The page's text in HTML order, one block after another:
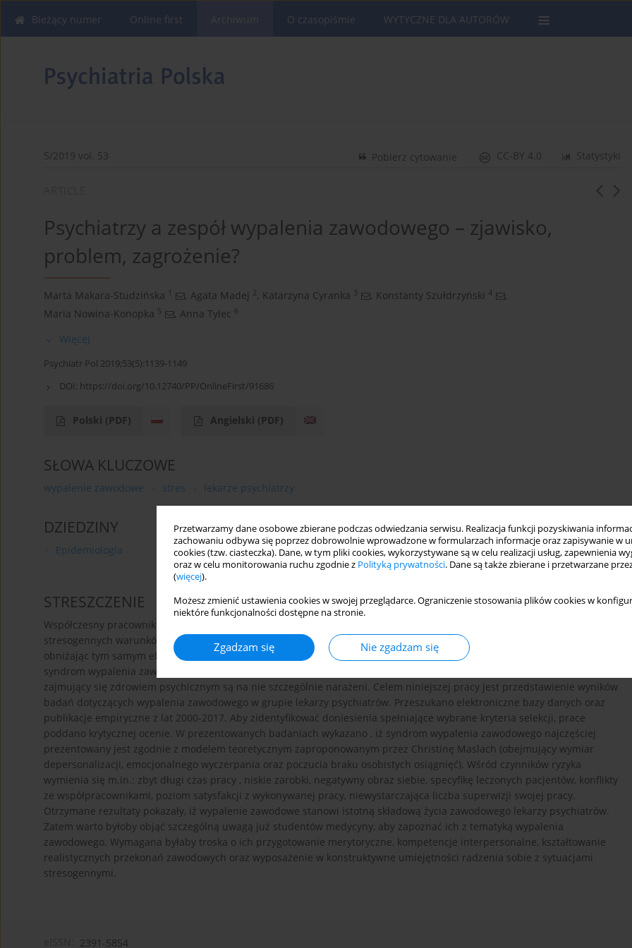
Przetwarzamy dane osobowe zbierane podczas odwiedzania serwisu. Realizacja funkcji pozyskiwania
zachowaniu odbywa się poprzez dobrowolnie wprowadzone w formularzach informacje oraz zapisywanie w
cookies (tzw. ciasteczka). Dane, w tym pliki cookies, wykorzystywane są w celu realizacji usług, zapewnienia
oraz w celu monitorowania ruchu zgodnie z Polityką prywatności. Dane są także zbierane i przetwarzane
(więcej).
Możesz zmienić ustawienia cookies w swojej przeglądarce. Ograniczenie stosowania plików cookies w
niektóre funkcjonalności dostępne na stronie.
Zgadzam się Nie zgadzam się
Bieżący numer Online first O czasopiśmie WYTYCZNE DLA AUTORÓW
5/2019 vol. 53 Statystyki
CC-BY 4.0
Pobierz cytowanie
Psychiatrzy a zespół wypalenia zawodowego – zjawisko,
problem, zagrożenie?
Marta Makara-Studzińska 1 , Agata Madej 2, Katarzyna Cyranka 3 , Konstanty Szułdrzyński 4
,
Maria Nowina-Konopka 5 , Anna Tylec 6
Więcej
Psychiatr Pol 2019;53(5):1139-1149
DOI: https://doi.org/10.12740/PP/OnlineFirst/91686
Polski (PDF) Angielski (PDF)
SŁOWA KLUCZOWE
wypalenie zawodowe stres lekarze psychiatrzy
DZIEDZINY
Epidemiologia
STRESZCZENIE
Współczesny pracownik staje w obliczu pojawiających się coraz to nowych zagrożeń, uciążliwości oraz trudności. Istnienie
stresogennych warunków pracy oraz zjawisk patologicznych (mobbing, pracoholizm) generuje psychologiczne koszty,
obniżając tym samym efektywność i możliwości adaptacyjne pracownika. Jedną ze składowych pracy zawodowej jest
syndrom wypalenia zawodowego. Zjawisko to analizowane jest w kontekście różnych zawodów. Pracownicy służby zdrowia
zajmujący się zdrowiem psychicznym są na nie szczególnie narażeni. Celem niniejszej pracy jest przedstawienie wyników
badań dotyczących wypalenia zawodowego w grupie lekarzy psychiatrów. Przeszukano elektroniczne bazy danych oraz
publikacje empiryczne z lat 2000-2017. Aby zidentyfikować doniesienia spełniające wybrane kryteria selekcji, prace
poddano krytycznej ocenie. W prezentowanych badaniach wykazano , iż syndrom wypalenia zawodowego najczęściej
prezentowany jest zgodnie z modelem teoretycznym zaproponowanym przez Christinę Maslach (obejmujący wymiar
depersonalizacji, emocjonalnego wyczerpania oraz poczucia braku osobistych osiągnięć). Wśród czynników ryzyka
wymienia się m.in.: zbyt długi czas pracy , niskie zarobki, negatywny obraz siebie, specyfikę leczonych pacjentów, konflikty
ze współpracownikami, poziom satysfakcji z wykonywanej pracy, niewystarczająca liczba superwizji swojej pracy.
Otrzymane rezultaty pokazały, iż wypalenie zawodowe stanowi istotną składową życia zawodowego lekarzy psychiatrów.
Zatem warto byłoby objąć szczególną uwagą już studentów medycyny, aby zapoznać ich z tematyką wypalenia
zawodowego. Wymagana byłaby troska o ich przygotowanie merytoryczne, kompetencje interpersonalne, kształtowanie
realistycznych przekonań zawodowych oraz wyposażenie w konstruktywne umiejętności radzenia sobie z sytuacjami
stresogennymi.
2391-5854